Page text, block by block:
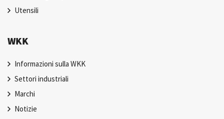
Utensili
WKK
Informazioni sulla WKK
Settori industriali
Marchi
Notizie